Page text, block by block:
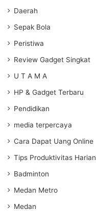
Daerah
Sepak Bola
Peristiwa
Review Gadget Singkat
U T A M A
HP & Gadget Terbaru
Pendidikan
media terpercaya
Cara Dapat Uang Online
Tips Produktivitas Harian
Badminton
Medan Metro
Medan